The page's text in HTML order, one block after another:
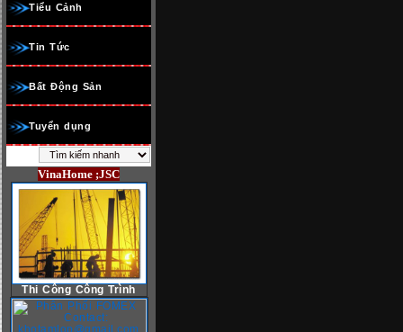
Tiểu Cảnh
Tin Tức
Bất Động Sản
Tuyển dụng
VinaHome ;JSC
Thi Công Công Trình